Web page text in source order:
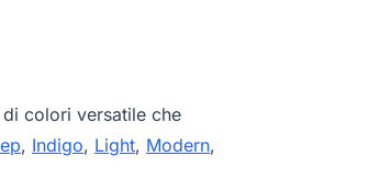
colori versatile che
, Indigo, Light, Modern,